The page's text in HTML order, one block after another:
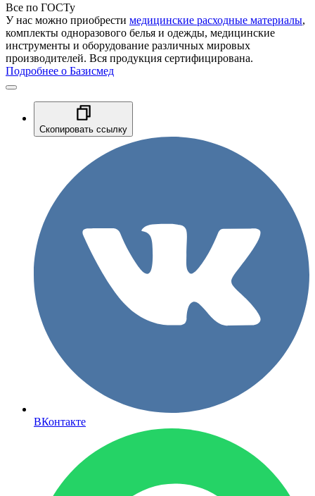
Все по ГОСТу
У нас можно приобрести медицинские расходные материалы,
комплекты одноразового белья и одежды, медицинские
инструменты и оборудование различных мировых
производителей. Вся продукция сертифицирована.
Подробнее о Базисмед
Скопировать ссылку
ВКонтакте